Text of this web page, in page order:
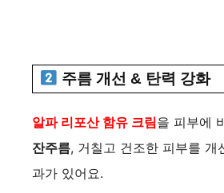
주름 개선 & 탄력 강화
알파 리포산 함유 크림을 피부에
잔주름, 거칠고 건조한 피부를 개
과가 있어요.